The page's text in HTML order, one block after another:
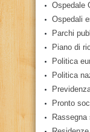
Ospedale
Ospedali
Parchi
Piano di
Politica
Politica
Pronto